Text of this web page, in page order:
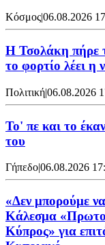
Κόσμος|06.08.2026
Η Τσολάκη πήρε
το φορτίο λέει
Πολιτική|06.08.2026
Το' πε και το
του
Γήπεδο|06.08.2026
«Δεν μπορούμε
Κάλεσμα
Κύπρος» για